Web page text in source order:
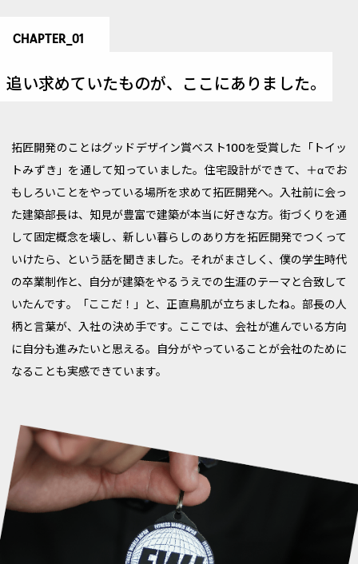
CHAPTER_01
追い求めていたものが、 ここにありました。
拓匠開発のことはグッドデザイン賞ベスト100を受賞した「トイッ
トみずき」を通して知っていました。住宅設計ができて、＋αでお
もしろいことをやっている場所を求めて拓匠開発へ。入社前に会っ
た建築部長は、知見が豊富で建築が本当に好きな方。街づくりを通
して固定概念を壊し、新しい暮らしのあり方を拓匠開発でつくって
いけたら、という話を聞きました。それがまさしく、僕の学生時代
の卒業制作と、自分が建築をやるうえでの生涯のテーマと合致して
いたんです。「ここだ！」と、正直鳥肌が立ちましたね。部長の人
柄と言葉が、入社の決め手です。ここでは、会社が進んでいる方向
に自分も進みたいと思える。自分がやっていることが会社のために
なることも実感できています。